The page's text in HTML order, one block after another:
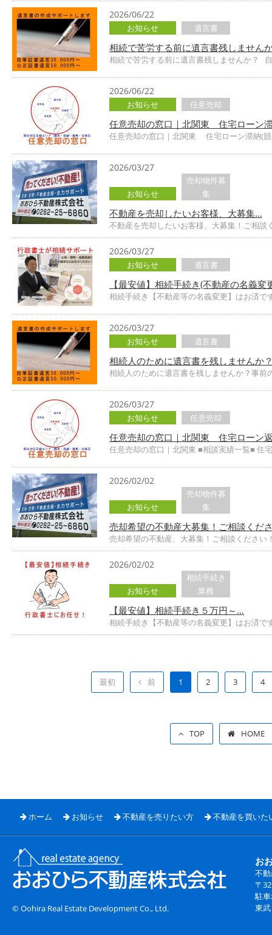
2026/06/22
お知らせ 遺言書
相続で苦労する前に遺言書残しません
相続で苦労する前に遺言書残しませんか？
2026/06/22
お知らせ 任意売却
任意売却の窓口｜北関東 住宅ローン
任意売却の窓口｜北関東 住宅ローン滞納(
2026/03/27
お知らせ
売却物件募
集
不動産を売却したいお客様、大募集…
不動産を売却したいお客様、大募集！ご相
2026/03/27
お知らせ 遺言書
【最安値】相続手続き(不動産の名義
相続手続き【不動産等の名義変更】はお済
2026/03/27
お知らせ 遺言書
相続人のために遺言書を残しませんか
相続人のために遺言書を残しませんか？事
2026/03/27
お知らせ 任意売却
任意売却の窓口｜北関東 住宅ローン
任意売却の窓口｜北関東 ■相談実績一覧■ 住
2026/02/02
お知らせ
売却物件募
集
売却希望の不動産大募集！ご相談くだ
売却希望の不動産、大募集！ご相談くださ
2026/02/02
お知らせ
相続手続き
業務
【最安値】相続手続き５万円～…
相続手続き【不動産等の名義変更】はお済
最初 前 1 2 3 4
TOP HOME
ホーム お知らせ 不動産を売りたい方 不動産を買いた
お
不
〒
駐
東
© Oohira Real Estate Development Co., Ltd.